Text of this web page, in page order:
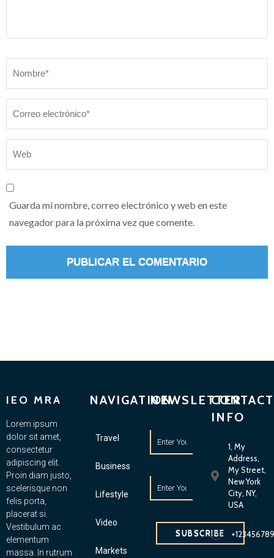
Guarda mi nombre, correo electrónico y web en este
navegador para la próxima vez que comente.
IEO MRA
Lorem ipsum
dolor sit amet,
consectetur
adipiscing elit.
Proin diam justo,
scelerisque non
felis porta,
placerat si.
Vestibulum ac
elementum
massa. In rutrum
NAVIGATION
Travel
Business
Lifestyle
Video
Markets
NEWSLETTER
SUBSCRIBE
CONTACT
INFO
1, My
Address,
My Street,
New York
City, NY,
USA